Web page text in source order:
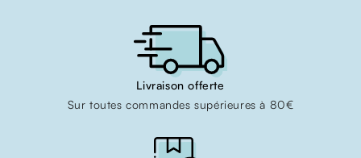
Livraison offerte
Sur toutes commandes supérieures à 80€